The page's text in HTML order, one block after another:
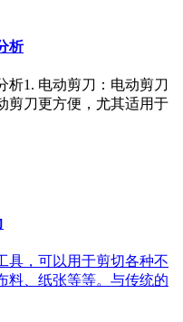
析
析1. 电动剪刀：电动剪刀
剪刀更方便，尤其适用于
具，可以用于剪切各种不
料、纸张等等。与传统的